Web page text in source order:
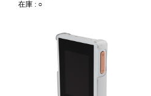
在庫 : ○